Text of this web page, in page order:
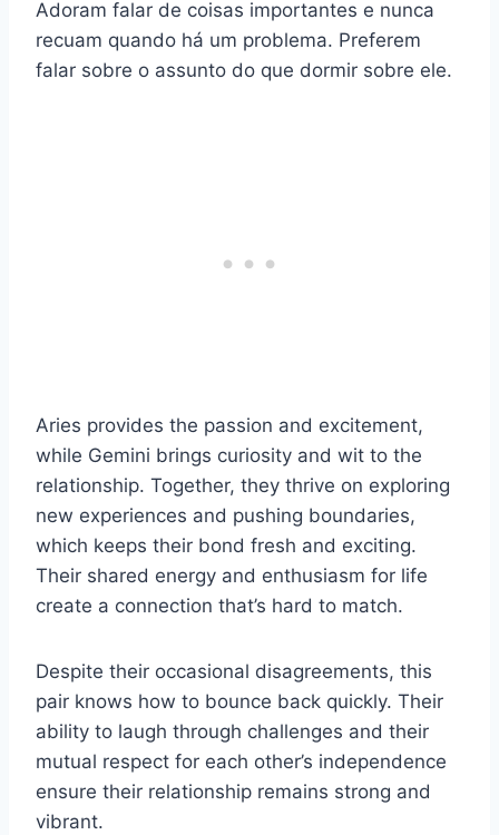
Adoram falar de coisas importantes e nunca
recuam quando há um problema. Preferem
falar sobre o assunto do que dormir sobre ele.
Aries provides the passion and excitement,
while Gemini brings curiosity and wit to the
relationship. Together, they thrive on exploring
new experiences and pushing boundaries,
which keeps their bond fresh and exciting.
Their shared energy and enthusiasm for life
create a connection that’s hard to match.
Despite their occasional disagreements, this
pair knows how to bounce back quickly. Their
ability to laugh through challenges and their
mutual respect for each other’s independence
ensure their relationship remains strong and
vibrant.